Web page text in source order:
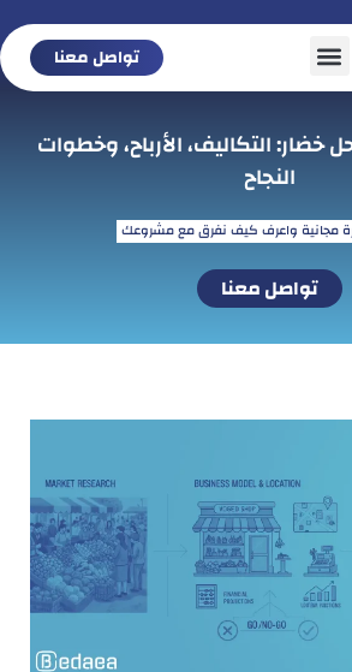
تواصل معنا
التكاليف، الأرباح، وخطوات
النجاح
مجانية واعرف كيف نفرق مع مشروعك
تواصل معنا